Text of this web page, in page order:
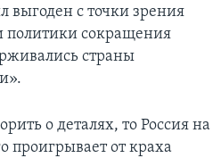
выгоден с точки зрения
политики сокращения
страны
о деталях, то Россия на
проигрывает от краха